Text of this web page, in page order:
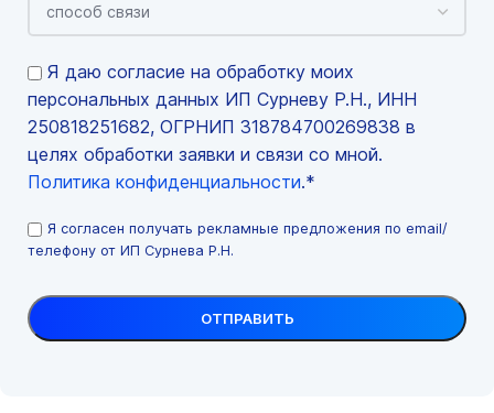
Я даю согласие на обработку моих
персональных данных ИП Сурневу Р.Н., ИНН
250818251682, ОГРНИП 318784700269838 в
целях обработки заявки и связи со мной.
Политика конфиденциальности.*
Я согласен получать рекламные предложения по email/
телефону от ИП Сурнева Р.Н.